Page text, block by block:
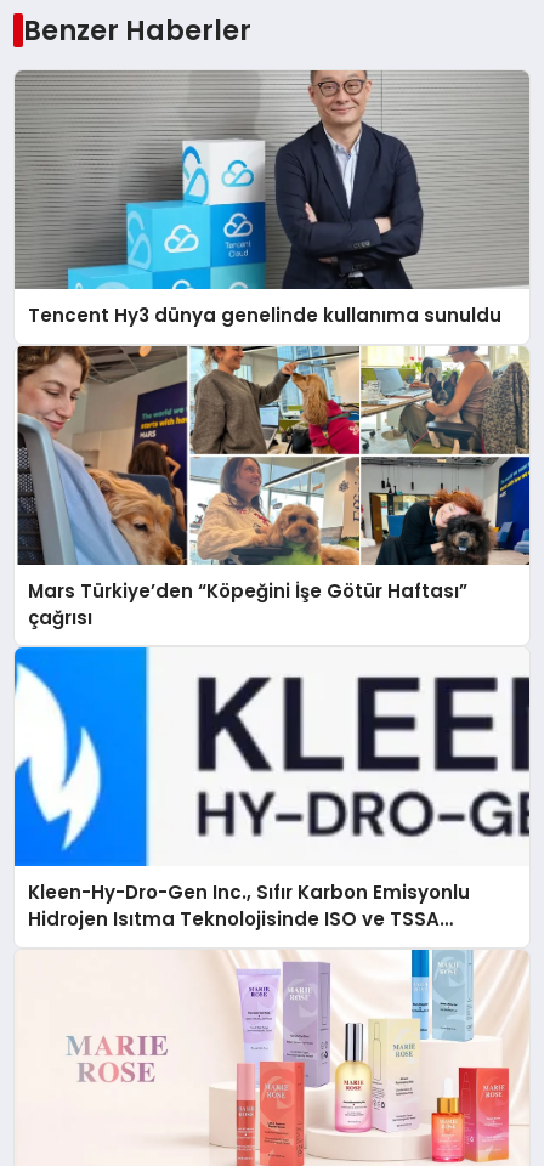
Benzer Haberler
Tencent Hy3 dünya genelinde kullanıma sunuldu
Mars Türkiye’den “Köpeğini İşe Götür Haftası”
çağrısı
Kleen-Hy-Dro-Gen Inc., Sıfır Karbon Emisyonlu
Hidrojen Isıtma Teknolojisinde ISO ve TSSA
Düzenleyici Onaylarını Aldı